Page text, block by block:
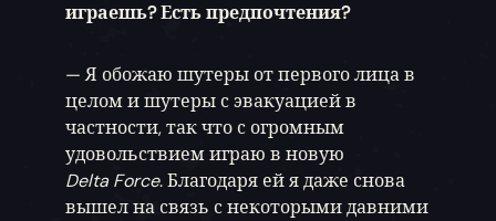
играешь? Есть предпочтения?
— Я обожаю шутеры от первого лица в
целом и шутеры с эвакуацией в
частности, так что с огромным
удовольствием играю в новую
Delta Force. Благодаря ей я даже снова
вышел на связь с некоторыми давними